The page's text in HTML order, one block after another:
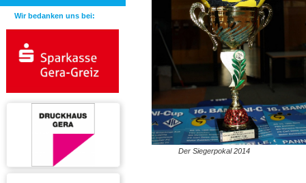
Wir bedanken uns bei:
Der Siegerpokal 2014